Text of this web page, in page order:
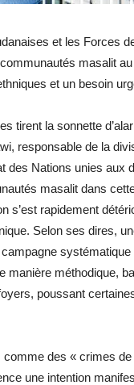
et les Forces
masalit
et un besoin
tirent la sonnette
responsable de la
Nations unies aux
masalit dans
s’est rapidement
Selon ses dires,
méthodique,
poussant
des « crimes
une intention